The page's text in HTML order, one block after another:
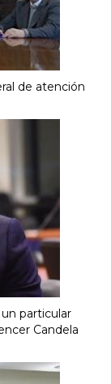
de atención
particular
Candela